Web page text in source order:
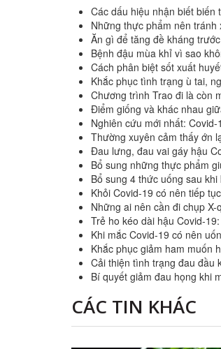
Các dấu hiệu nhận biết biến
Những thực phẩm nên tránh
Ăn gì để tăng đề kháng
Bệnh đậu mùa khỉ vì sao
Cách phân biệt sốt xuất
Khắc phục tình trạng ù tai,
Chương trình Trao đi là còn
Điểm giống và khác nhau
Nghiên cứu mới nhất:
Thường xuyên cảm thấy ớn
Đau lưng, đau vai gáy hậu
Bổ sung những thực phẩm
Bổ sung 4 thức uống sau
Khỏi Covid-19 có nên tiếp
Những ai nên cần đi chụp
Trẻ ho kéo dài hậu Covid-
Khi mắc Covid-19 có nên
Khắc phục giảm ham muốn
Cải thiện tình trạng đau đầu
Bí quyết giảm đau họng khi
CÁC TIN KHÁC